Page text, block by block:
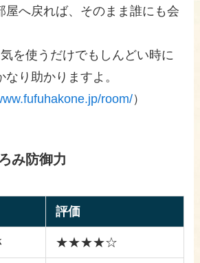
屋へ戻れば、そのまま誰にも会
を使うだけでもしんどい時に
り助かりますよ。
room/）
み防御力
評価
★★★★☆